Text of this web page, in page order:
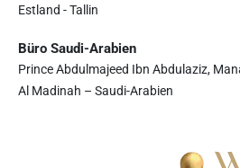
Estland - Tallin
Büro Saudi-Arabien
Prince Abdulmajeed Ibn Abdulaziz,
Al Madinah – Saudi-Arabien